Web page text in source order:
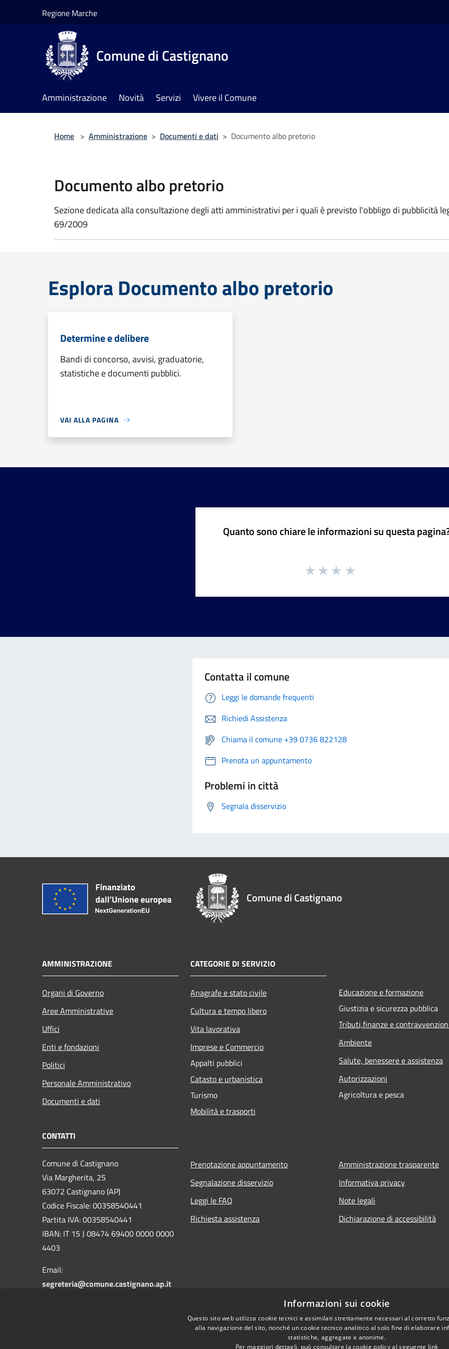
Regione Marche
Comune di Castignano
Amministrazione Novità Servizi Vivere il Comune
Home > Amministrazione > Documenti e dati > Documento albo pretorio
Documento albo pretorio
Sezione dedicata alla consultazione degli atti amministrativi per i quali è previsto l'obbligo di pubblicità
69/2009
Esplora Documento albo pretorio
Determine e delibere
Bandi di concorso, avvisi, graduatorie,
statistiche e documenti pubblici.
VAI ALLA PAGINA
Quanto sono chiare le informazioni su questa
Contatta il comune
Leggi le domande frequenti
Richiedi Assistenza
Chiama il comune +39 0736 822128
Prenota un appuntamento
Problemi in città
Segnala disservizio
Comune di Castignano
AMMINISTRAZIONE
Organi di Governo
Aree Amministrative
Uffici
Enti e fondazioni
Politici
Personale Amministrativo
Documenti e dati
CATEGORIE DI SERVIZIO
Anagrafe e stato civile
Cultura e tempo libero
Vita lavorativa
Imprese e Commercio
Appalti pubblici
Catasto e urbanistica
Turismo
Mobilità e trasporti
Educazione e formazione
Giustizia e sicurezza pubblica
Tributi,finanze e
Ambiente
Salute, benessere e assistenza
Autorizzazioni
Agricoltura e pesca
CONTATTI
Comune di Castignano
Via Margherita, 25
63072 Castignano (AP)
Codice Fiscale: 00358540441
Partita IVA: 00358540441
IBAN: IT 15 J 08474 69400 0000 0000
4403
Email:
segreteria@comune.castignano.ap.it
Prenotazione appuntamento
Segnalazione disservizio
Leggi le FAQ
Richiesta assistenza
Amministrazione trasparente
Informativa privacy
Note legali
Dichiarazione di accessibilità
Informazioni sui cookie
Questo sito web utilizza cookie tecnici e assimilati strettamente necessari al corretto
alla navigazione del sito, nonché un cookie tecnico analitico al solo fine di elaborare
statistiche, aggregate e anonime.
Per maggiori dettagli, può consultare la cookie policy al seguente link